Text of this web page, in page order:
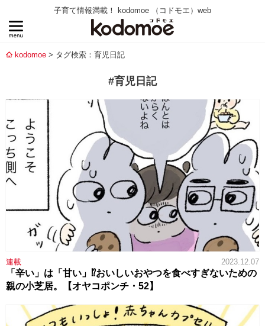
子育て情報満載！ kodomoe （コドモエ）web
kodomoe タグ検索：育児日記
#育児日記
連載 2023.12.07
「辛い」は「甘い」⁉おいしいおやつを食べすぎないための
親の小芝居。【オヤコポンチ・52】